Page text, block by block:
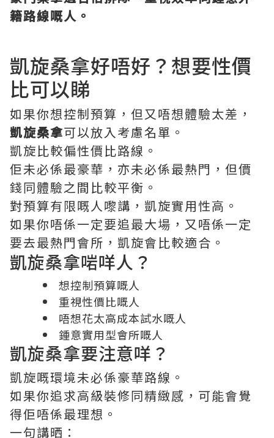
籍路線嘅人。
凱旋桑拿好唔好？想要性價
比可以睇
如果你想控制預算，但又唔想體驗太差，
凱旋桑拿可以放入考慮名單。
凱旋比較偏性價比路線。
佢未必係最豪華，亦未必係最熱門，但價
錢同體驗之間比較平衡。
對預算有限嘅人嚟講，凱旋實用性高。
如果你唔係一定要追最大場，又唔係一定
要去最熱門會所，凱旋會比較適合。
凱旋桑拿啱咩人？
想控制預算嘅人
重視性價比嘅人
唔想花太高成本試水嘅人
鍾意實用型會所嘅人
凱旋桑拿要注意咩？
凱旋嘅環境未必係豪華路線。
如果你追求高級裝修同精緻感，可能會覺
得佢唔係最理想。
一句講晒：